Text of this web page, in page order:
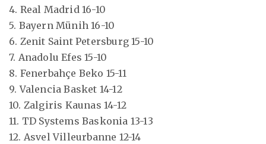
4. Real Madrid 16-10
5. Bayern Münih 16-10
6. Zenit Saint Petersburg 15-10
7. Anadolu Efes 15-10
8. Fenerbahçe Beko 15-11
9. Valencia Basket 14-12
10. Zalgiris Kaunas 14-12
11. TD Systems Baskonia 13-13
12. Asvel Villeurbanne 12-14